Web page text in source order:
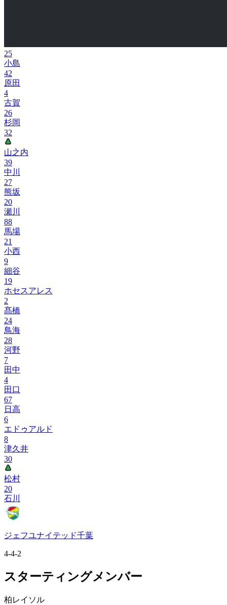
25
小島
42
原田
4
古賀
26
杉岡
32
山之内
39
中川
27
熊坂
20
瀬川
88
馬場
21
小西
9
細谷
19
ホセスアレス
2
髙橋
24
鳥海
28
河野
7
田中
4
田口
67
日高
6
エドゥアルド
8
津久井
30
松村
20
石川
ジェフユナイテッド千葉
4-4-2
スターティングメンバー
柏レイソル